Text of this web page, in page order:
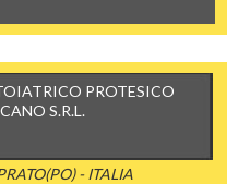
PROTESICO
S.R.L.
- ITALIA